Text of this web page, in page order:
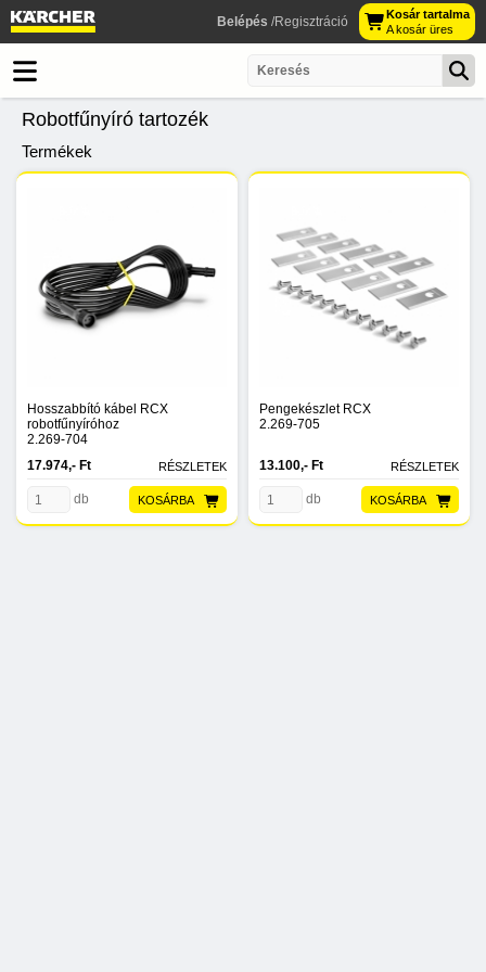
Belépés /Regisztráció
Kosár tartalma
A kosár üres
Robotfűnyíró tartozék
Termékek
Hosszabbító kábel RCX
robotfűnyíróhoz
2.269-704
17.974,- Ft
RÉSZLETEK
KOSÁRBA
db
Pengekészlet RCX
2.269-705
13.100,- Ft RÉSZLETEK
KOSÁRBA
db